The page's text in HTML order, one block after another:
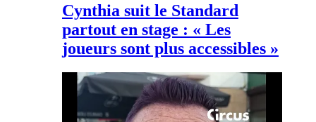
Cynthia suit le Standard
partout en stage : « Les
joueurs sont plus accessibles »